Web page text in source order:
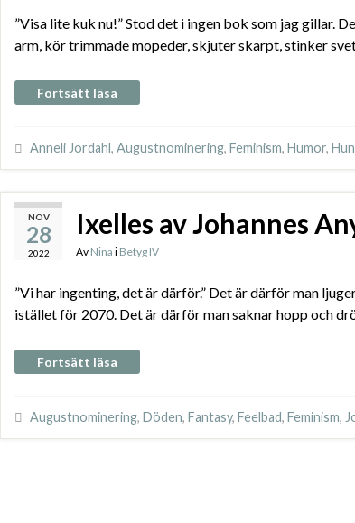
”Visa lite kuk nu!” Stod det i ingen bok som jag gillar.
arm, kör trimmade mopeder, skjuter skarpt, stinker
Fortsätt läsa
Anneli Jordahl, Augustnominering, Feminism, Humor,
NOV
28
2022
Ixelles av Johannes
Av Nina i Betyg IV
”Vi har ingenting, det är därför.” Det är därför man
istället för 2070. Det är därför man saknar hopp och
Fortsätt läsa
Augustnominering, Döden, Fantasy, Feelbad, Feminism,